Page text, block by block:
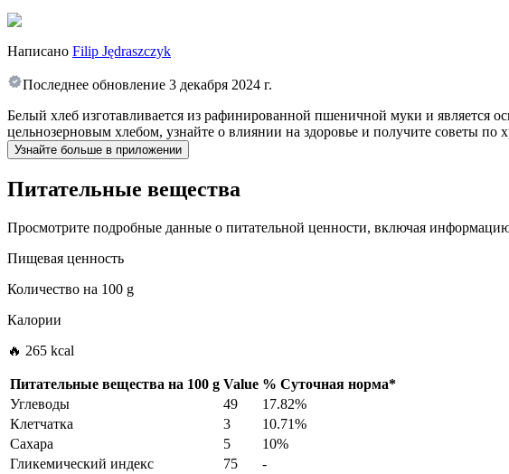
Написано Filip Jędraszczyk
Последнее обновление 3 декабря 2024 г.
Белый хлеб изготавливается из рафинированной пшеничной муки и
цельнозерновым хлебом, узнайте о влиянии на здоровье и получите советы по
Узнайте больше в приложении
Питательные вещества
Просмотрите подробные данные о питательной ценности, включая
Пищевая ценность
Количество на 100 g
Калории
🔥 265 kcal
Питательные вещества на 100 g Value % Суточная норма*
Углеводы
49
17.82%
Клетчатка
3
10.71%
Сахара
5
10%
Гликемический индекс
75
-